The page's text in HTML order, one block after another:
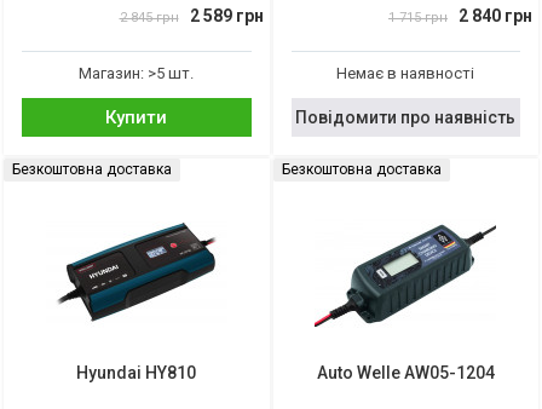
2 845 грн 2 589 грн
Магазин: >5 шт.
Купити
1 715 грн 2 840 грн
Немає в наявності
Повідомити про наявність
Безкоштовна доставка
Hyundai HY810
Безкоштовна доставка
Auto Welle AW05-1204